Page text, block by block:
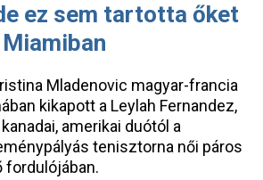
ez sem tartotta őket
Mladenovic magyar-francia
kikapott a Leylah Fernandez,
amerikai duótól a
tenisztorna női páros
fordulójában.